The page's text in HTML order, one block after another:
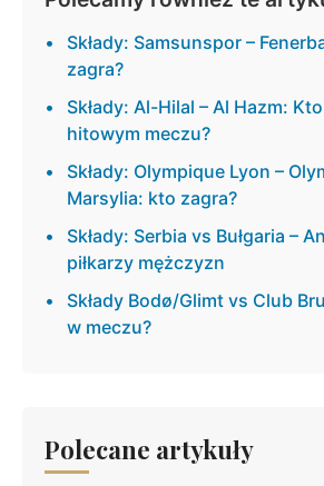
Składy: Samsunspor –
zagra?
Składy: Al-Hilal – Al Hazm:
hitowym meczu?
Składy: Olympique Lyon –
Marsylia: kto zagra?
Składy: Serbia vs Bułgaria –
piłkarzy mężczyzn
Składy Bodø/Glimt vs Club
w meczu?
Polecane artykuły